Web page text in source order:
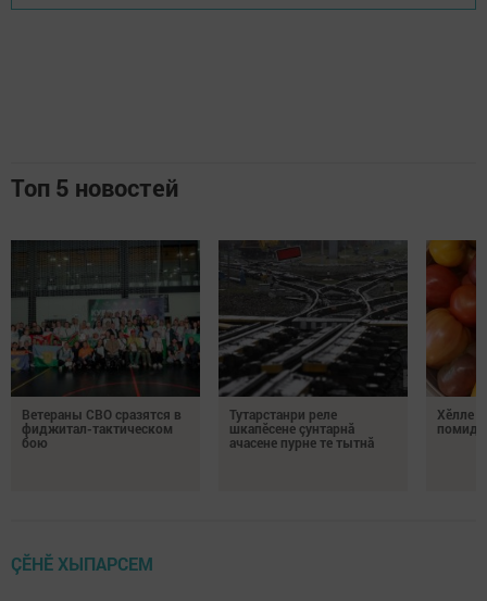
Топ 5 новостей
Ветераны СВО сразятся в
фиджитал-тактическом
бою
Тутарстанри реле
шкапӗсене çунтарнă
ачасене пурне те тытнă
Хӗлле
ÇӖНӖ ХЫПАРСЕМ